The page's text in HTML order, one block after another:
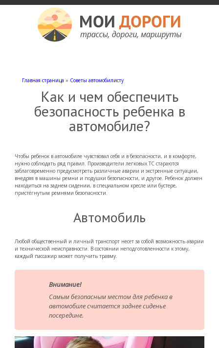
Главная страница » Советы автомобилисту
Как и чем обеспечить
безопасность ребенка в
автомобиле?
Чтобы ребенок в автомобиле чувствовал себя и в безопасности, и в комфорте,
нужно соблюдать ряд правил. Производители легковых ТС стараются
заблаговременно предусмотреть различные аварии и экстренные ситуации,
внедряя в машины ремни и подушки безопасности, и другое. Ребенок должен
находиться на заднем сидении, в специальном кресле или бустере,
пристёгнутым ремнями безопасности.
Автомобиль
Любой общественный и личный транспорт несет за собой возможность аварии
и технической неисправности. В состоянии неподготовленности к этому,
каждый пассажир может получить травму.
Внимание!
Самым безопасным местом для ребенка в
автомобиле считается заднее сиденье
посередине.